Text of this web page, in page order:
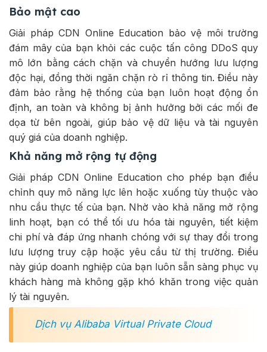
Bảo mật cao
Giải pháp CDN Online Education bảo vệ môi trường
đám mây của bạn khỏi các cuộc tấn công DDoS quy
mô lớn bằng cách chặn và chuyển hướng lưu lượng
độc hại, đồng thời ngăn chặn rò rỉ thông tin. Điều này
đảm bảo rằng hệ thống của bạn luôn hoạt động ổn
định, an toàn và không bị ảnh hưởng bởi các mối đe
dọa từ bên ngoài, giúp bảo vệ dữ liệu và tài nguyên
quý giá của doanh nghiệp.
Khả năng mở rộng tự động
Giải pháp CDN Online Education cho phép bạn điều
chỉnh quy mô năng lực lên hoặc xuống tùy thuộc vào
nhu cầu thực tế của bạn. Nhờ vào khả năng mở rộng
linh hoạt, bạn có thể tối ưu hóa tài nguyên, tiết kiệm
chi phí và đáp ứng nhanh chóng với sự thay đổi trong
lưu lượng truy cập hoặc yêu cầu từ thị trường. Điều
này giúp doanh nghiệp của bạn luôn sẵn sàng phục vụ
khách hàng mà không gặp khó khăn trong việc quản
lý tài nguyên.
Dịch vụ Alibaba Virtual Private Cloud